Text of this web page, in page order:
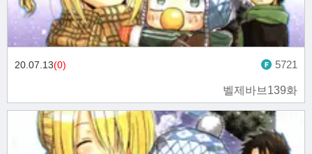
벨제바브139화
20.07.13(0) 5721